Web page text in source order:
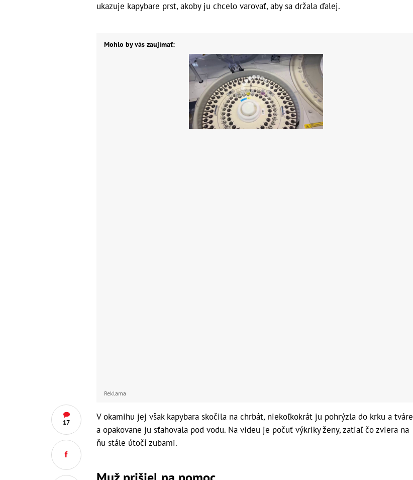
17
ukazuje kapybare prst, akoby ju chcelo varovať, aby sa držala ďalej.
Mohlo by vás zaujímať:
Reklama
V okamihu jej však kapybara skočila na chrbát, niekoľkokrát ju pohrýzla do krku a tváre
a opakovane ju sťahovala pod vodu. Na videu je počuť výkriky ženy, zatiaľ čo zviera na
ňu stále útočí zubami.